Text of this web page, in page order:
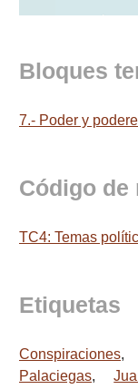
Bloques
7.- Poder y
Código de
TC4: Temas
Etiquetas
Conspiraciones
Palaciegas,